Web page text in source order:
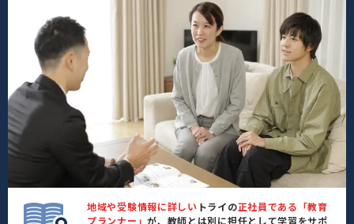
地域や受験情報に詳しい トライの正社員である「教育
プランナー」が、教師とは別に担任として学習をサポ